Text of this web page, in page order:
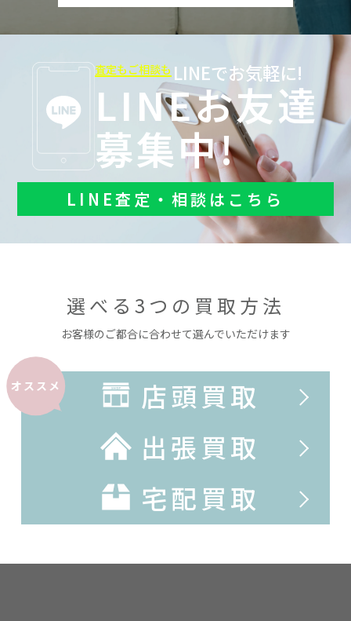
査定もご相談も LINEでお気軽に!
LINEお友達
募集中!
LINE査定・相談はこちら
選べる3つの買取方法
お客様のご都合に合わせて選んでいただけます
オススメ
店頭買取
出張買取
宅配買取